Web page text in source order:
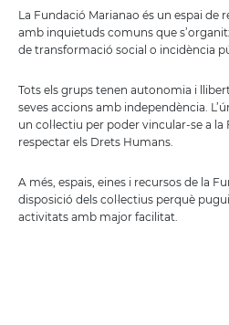
La Fundació Marianao és un espai de
amb inquietuds comuns que
de transformació social o incidència
Tots els grups tenen autonomia i
seves accions amb independència.
un col·lectiu per poder vincular-se a
respectar els Drets Humans.
A més, espais, eines i recursos de la
disposició dels col·lectius perquè
activitats amb major facilitat.